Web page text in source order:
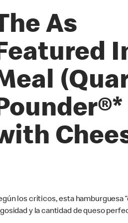
As
los críticos, esta hamburguesa
y la cantidad de queso